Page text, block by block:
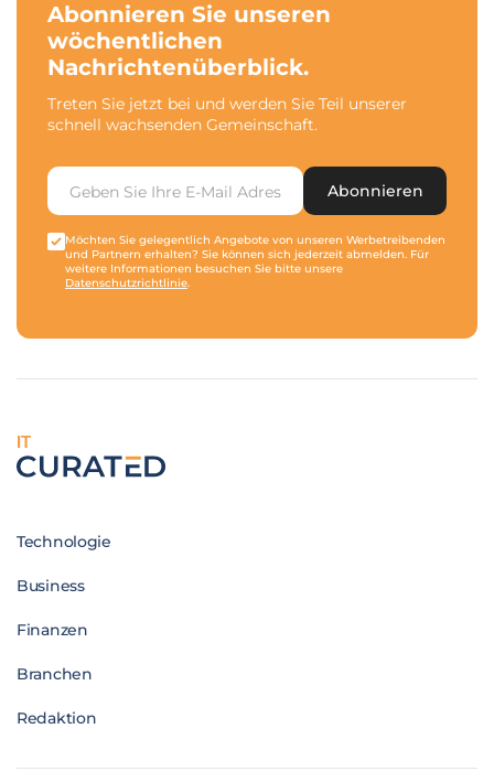
Abonnieren Sie unseren
wöchentlichen
Nachrichtenüberblick.
Treten Sie jetzt bei und werden Sie Teil unserer
schnell wachsenden Gemeinschaft.
Abonnieren
Möchten Sie gelegentlich Angebote von unseren Werbetreibenden
und Partnern erhalten? Sie können sich jederzeit abmelden. Für
weitere Informationen besuchen Sie bitte unsere
Datenschutzrichtlinie.
IT
Technologie
Business
Finanzen
Branchen
Redaktion